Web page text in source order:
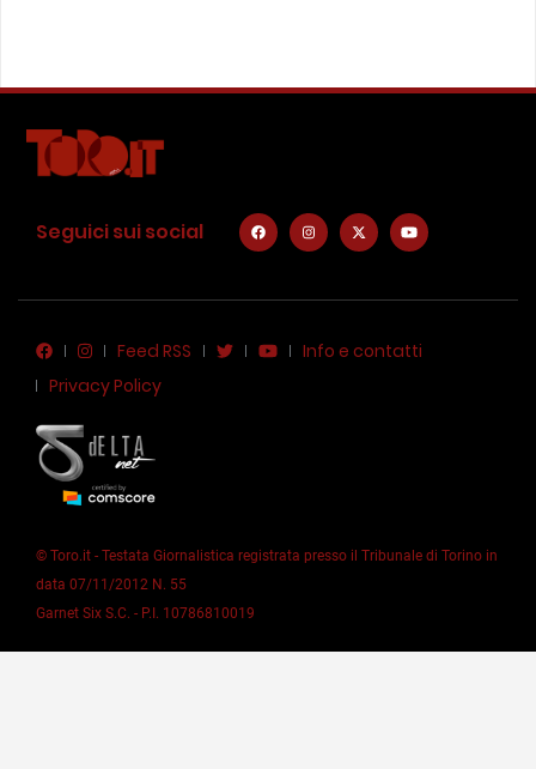
Seguici sui social
Feed RSS
Info e contatti
Privacy Policy
© Toro.it - Testata Giornalistica registrata presso il Tribunale di Torino in
data 07/11/2012 N. 55
Garnet Six S.C. - P.I. 10786810019